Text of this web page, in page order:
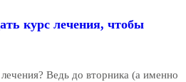
курс лечения, чтобы
Ведь до вторника (а именно